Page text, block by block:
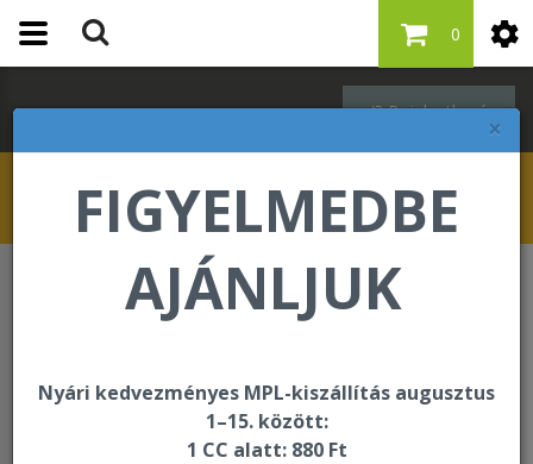
×
FIGYELMEDBE
AJÁNLJUK
Nyári kedvezményes MPL-kiszállítás augusztus
1–15. között:
1 CC alatt: 880 Ft
Bejelentkezés
0
Oktatási és segédanyagok
Kézikönyv, munkafüzet